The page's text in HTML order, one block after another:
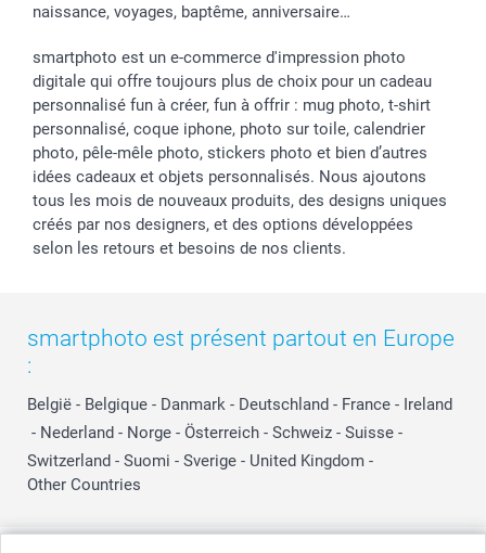
naissance, voyages, baptême, anniversaire…
smartphoto est un e-commerce d'impression photo
digitale qui offre toujours plus de choix pour un cadeau
personnalisé fun à créer, fun à offrir : mug photo, t-shirt
personnalisé, coque iphone, photo sur toile, calendrier
photo, pêle-mêle photo, stickers photo et bien d’autres
idées cadeaux et objets personnalisés. Nous ajoutons
tous les mois de nouveaux produits, des designs uniques
créés par nos designers, et des options développées
selon les retours et besoins de nos clients.
smartphoto est présent partout en Europe
:
België - Belgique - Danmark - Deutschland - France - Ireland
- Nederland - Norge - Österreich - Schweiz - Suisse -
Switzerland - Suomi - Sverige - United Kingdom -
Other Countries